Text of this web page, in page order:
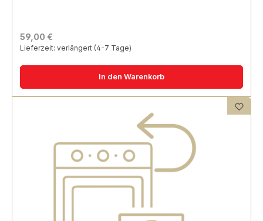
59,00 €
Lieferzeit: verlängert (4-7 Tage)
In den Warenkorb